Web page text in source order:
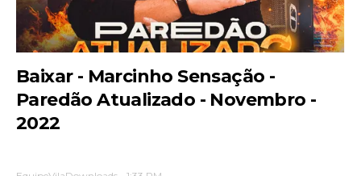
Baixar - Marcinho Sensação -
Paredão Atualizado - Novembro -
2022